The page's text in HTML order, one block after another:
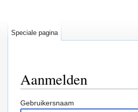
Aanmelden
Gebruikersnaam
Speciale pagina